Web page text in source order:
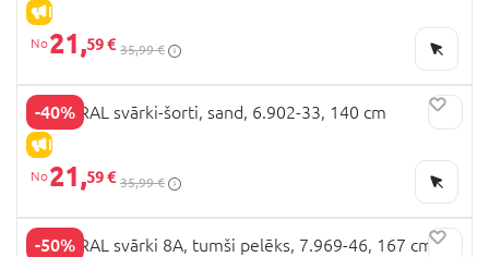
IZPĀRDOŠANA
21,59 € 35,99 €
-40%
IZPĀRDOŠANA
MAYORAL svārki-šorti, sand, 6.902-33, 140 cm
21,59 € 35,99 €
-50%
MAYORAL svārki 8A, tumši pelēks, 7.969-46, 167 cm